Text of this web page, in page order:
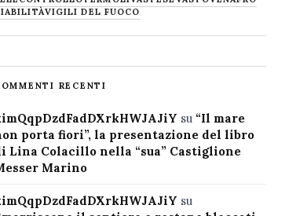
VIGILI DEL FUOCO
RECENTI
su “Il mare
porta fiori”, la presentazione del libro
Lina Colacillo nella “sua” Castiglione
Marino
su